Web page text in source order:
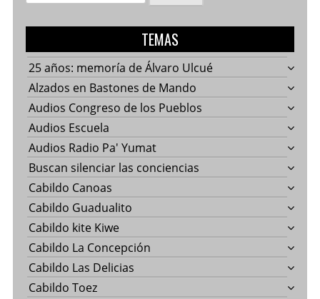
TEMAS
25 años: memoría de Álvaro Ulcué
Alzados en Bastones de Mando
Audios Congreso de los Pueblos
Audios Escuela
Audios Radio Pa' Yumat
Buscan silenciar las conciencias
Cabildo Canoas
Cabildo Guadualito
Cabildo kite Kiwe
Cabildo La Concepción
Cabildo Las Delicias
Cabildo Toez